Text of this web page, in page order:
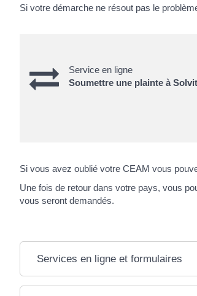
Si votre démarche ne résout pas le
Service en ligne
Soumettre une plainte à Solvit
Si vous avez oublié votre CEAM vous
Une fois de retour dans votre pays, vous
vous seront demandés.
Services en ligne et formulaires